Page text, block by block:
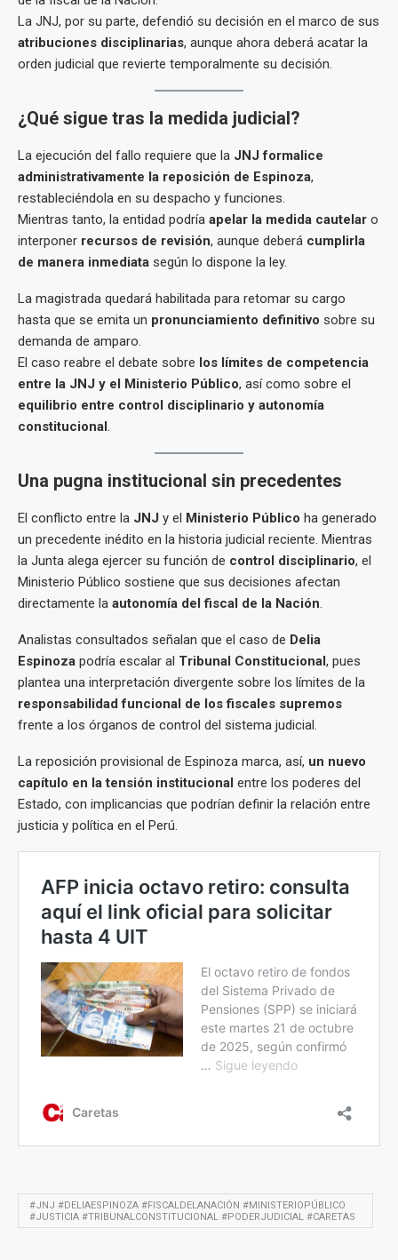
La JNJ, por su parte, defendió su decisión en el marco de sus
atribuciones disciplinarias, aunque ahora deberá acatar la
orden judicial que revierte temporalmente su decisión.
¿Qué sigue tras la medida judicial?
La ejecución del fallo requiere que la JNJ formalice
administrativamente la reposición de Espinoza,
restableciéndola en su despacho y funciones.
Mientras tanto, la entidad podría apelar la medida cautelar o
interponer recursos de revisión, aunque deberá cumplirla
de manera inmediata según lo dispone la ley.
La magistrada quedará habilitada para retomar su cargo
hasta que se emita un pronunciamiento definitivo sobre su
demanda de amparo.
El caso reabre el debate sobre los límites de competencia
entre la JNJ y el Ministerio Público, así como sobre el
equilibrio entre control disciplinario y autonomía
constitucional.
Una pugna institucional sin precedentes
El conflicto entre la JNJ y el Ministerio Público ha generado
un precedente inédito en la historia judicial reciente. Mientras
la Junta alega ejercer su función de control disciplinario, el
Ministerio Público sostiene que sus decisiones afectan
directamente la autonomía del fiscal de la Nación.
Analistas consultados señalan que el caso de Delia
Espinoza podría escalar al Tribunal Constitucional, pues
plantea una interpretación divergente sobre los límites de la
responsabilidad funcional de los fiscales supremos
frente a los órganos de control del sistema judicial.
La reposición provisional de Espinoza marca, así, un nuevo
capítulo en la tensión institucional entre los poderes del
Estado, con implicancias que podrían definir la relación entre
justicia y política en el Perú.
#JNJ #DELIAESPINOZA #FISCALDELANACIÓN #MINISTERIOPÚBLICO
#JUSTICIA #TRIBUNALCONSTITUCIONAL #PODERJUDICIAL #CARETAS